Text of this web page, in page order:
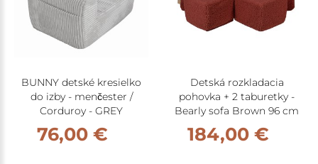
BUNNY detské kresielko
do izby - menčester /
Corduroy - GREY
76,00 €
Detská rozkladacia
pohovka + 2 taburetky -
Bearly sofa Brown 96 cm
184,00 €